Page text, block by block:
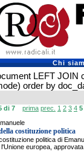
Chi
LEFT
order by
di 7 prima prec. 1 2 3 4 5
costituzione politica
politica di
europea,